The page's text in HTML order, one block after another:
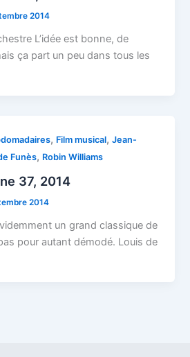
2014
L’idée est bonne, de
ça part un peu dans tous les
, Film musical,Jean-
Funès, Robin Williams
37, 2014
2014
un grand classique de
pour autant démodé. Louis de